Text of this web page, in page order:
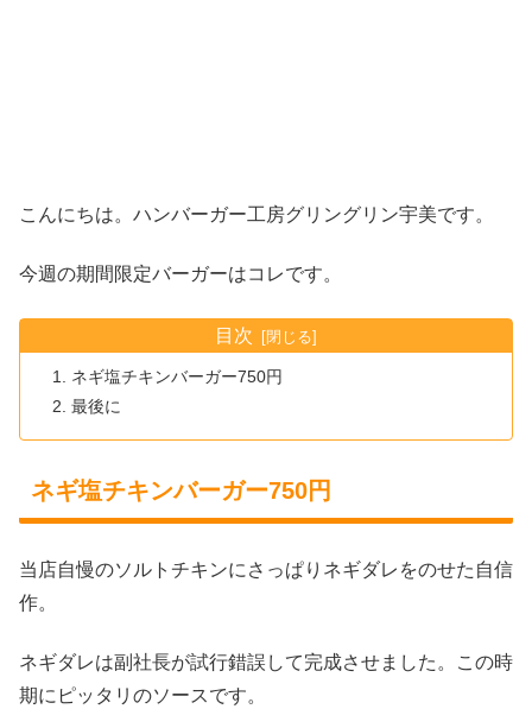
こんにちは。ハンバーガー工房グリングリン宇美です。
今週の期間限定バーガーはコレです。
目次
ネギ塩チキンバーガー750円
最後に
ネギ塩チキンバーガー750円
当店自慢のソルトチキンにさっぱりネギダレをのせた自信
作。
ネギダレは副社長が試行錯誤して完成させました。この時
期にピッタリのソースです。